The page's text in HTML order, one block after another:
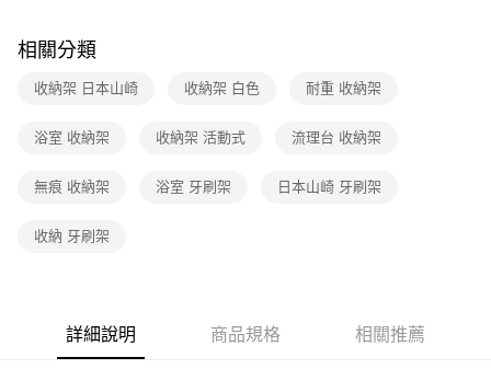
相關分類
收納架 日本山崎 收納架 白色 耐重 收納架
浴室 收納架 收納架 活動式 流理台 收納架
無痕 收納架 浴室 牙刷架 日本山崎 牙刷架
收納 牙刷架
詳細說明 商品規格 相關推薦